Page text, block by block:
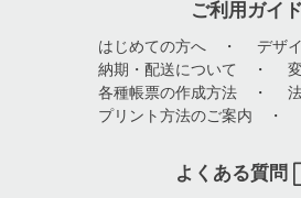
ご利用ガイド
はじめての方へ ・ デザ
納期・配送について
・
各種帳票の作成方法 ・
プリント方法のご案内 ・
よくある質問